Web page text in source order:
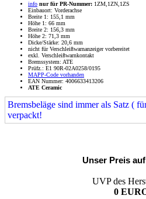
info nur für PR-Nummer: 1ZM,1ZN,1ZS
Einbauort: Vorderachse
Breite 1: 155,1 mm
Höhe 1: 66 mm
Breite 2: 156,3 mm
Höhe 2: 71,3 mm
Dicke/Stärke: 20,6 mm
nicht für Verschleißwarnanzeiger vorbereitet
exkl. Verschleißwarnkontakt
Bremssystem: ATE
Prüfz.: E1 90R-02A0258/0195
MAPP-Code vorhanden
EAN Nummer: 4006633413206
ATE Ceramic
Bremsbeläge sind immer als Satz (
verpackt!
Unser Preis
UVP des
0